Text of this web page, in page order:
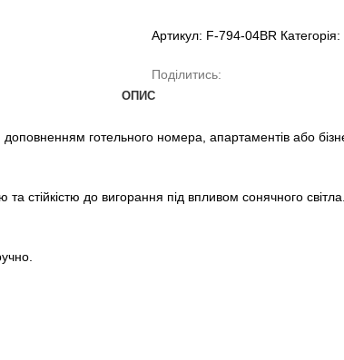
Артикул: F-794-04BR Категорія:
Поділитись:
ОПИС
готельного номера, апартаментів або
та стійкістю до вигорання під впливом сонячного